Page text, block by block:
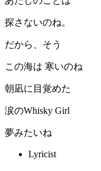
探さないのね。
だから、そう
この海は 寒いのね
朝凪に目覚めた
涙のWhisky Girl
夢みたいね
Lyricist